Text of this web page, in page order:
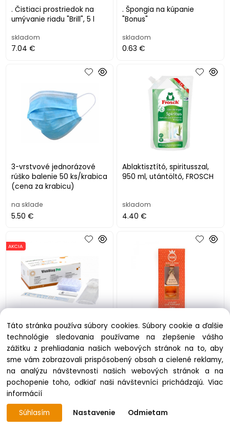
. Čistiaci prostriedok na
umývanie riadu "Brill", 5 l
skladom
7.04 €
. Špongia na kúpanie
"Bonus"
skladom
0.63 €
3-vrstvové jednorázové
rúško balenie 50 ks/krabica
(cena za krabicu)
na sklade
5.50 €
Ablaktisztító, spiritusszal,
950 ml, utántöltő, FROSCH
skladom
4.40 €
Antigénový test ViVaDiag
SARS-CoV-2 Ag Rapid Test
25 ks (min. odber 25 ks a
násobky)
AKCIA
skladom 135 ks
2.48 €
Autoparfém, dámska vôňa,
7 ml, MARCO MARTELY
"Coco"
skladom
3.36 €
Táto stránka používa súbory cookies. Súbory cookie a ďalšie
technológie sledovania používame na zlepšenie vášho
zážitku z prehliadania našich webových stránok na to, aby
sme vám zobrazovali prispôsobený obsah a cielené reklamy,
na analýzu návštevnosti našich webových stránok a na
pochopenie toho, odkiaľ naši návštevníci prichádzajú.Viac
informácií
Súhlasím
Nastavenie Odmietam